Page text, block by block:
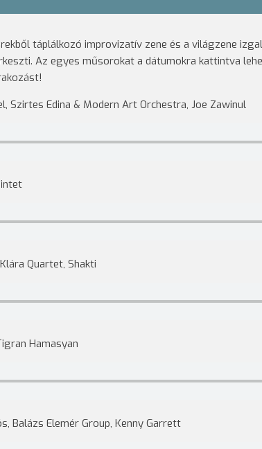
táplálkozó improvizatív zene és a világzene
Az egyes műsorokat a dátumokra kattintva
Szirtes Edina & Modern Art Orchestra, Joe Zawinul
Quartet, Shakti
Hamasyan
Balázs Elemér Group, Kenny Garrett